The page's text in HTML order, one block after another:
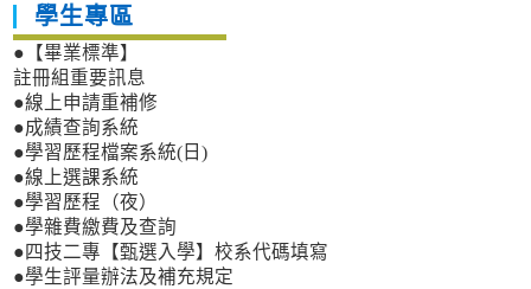
學生專區
●【畢業標準】
註冊組重要訊息
●線上申請重補修
●成績查詢系統
●學習歷程檔案系統(日)
●線上選課系統
●學習歷程（夜）
●學雜費繳費及查詢
●四技二專【甄選入學】校系代碼填寫
●學生評量辦法及補充規定